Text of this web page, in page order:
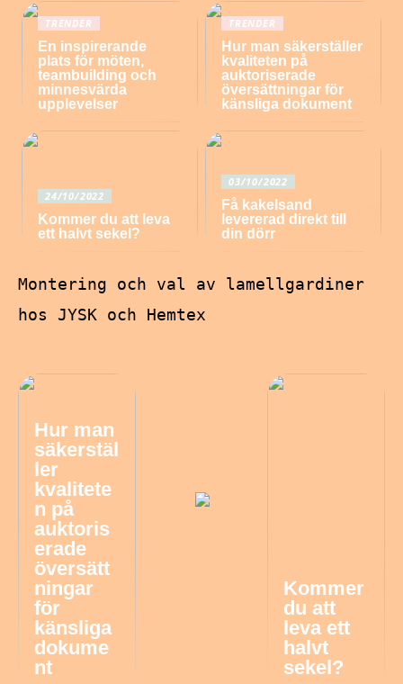
TRENDER
En inspirerande
plats för möten,
teambuilding och
minnesvärda
upplevelser
TRENDER
Hur man säkerställer
kvaliteten på
auktoriserade
översättningar för
känsliga dokument
24/10/2022
Kommer du att leva
ett halvt sekel?
03/10/2022
Få kakelsand
levererad direkt till
din dörr
Montering och val av lamellgardiner
hos JYSK och Hemtex
Hur man
säkerstäl
ler
kvalitete
n på
auktoris
erade
översätt
ningar
för
känsliga
dokume
nt
Kommer
du att
leva ett
halvt
sekel?